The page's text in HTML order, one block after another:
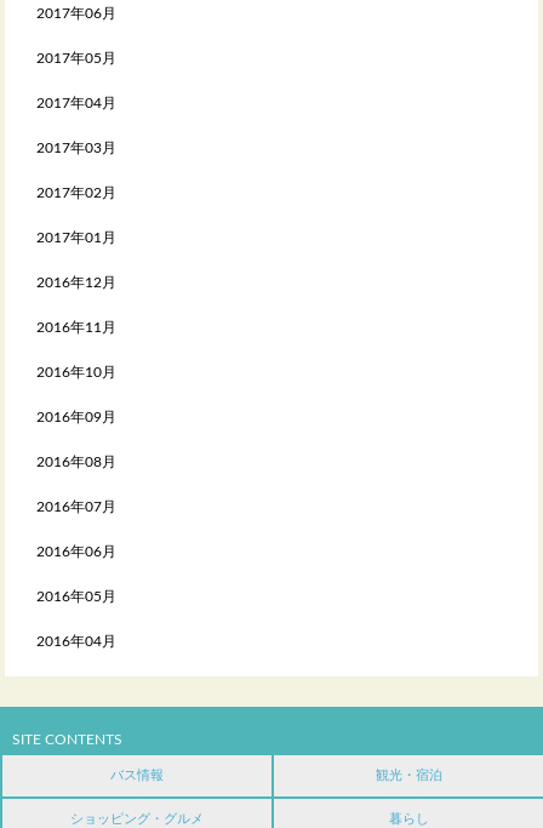
2017年06月
2017年05月
2017年04月
2017年03月
2017年02月
2017年01月
2016年12月
2016年11月
2016年10月
2016年09月
2016年08月
2016年07月
2016年06月
2016年05月
2016年04月
SITE CONTENTS
バス情報 観光・宿泊
ショッピング・グルメ 暮らし